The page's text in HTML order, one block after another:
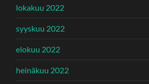
lokakuu 2022
syyskuu 2022
elokuu 2022
heinäkuu 2022